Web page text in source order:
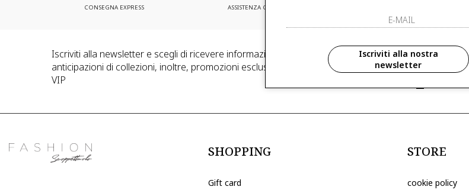
CONSEGNA EXPRESS ASSISTENZA CLIENTI
Iscriviti alla newsletter e scegli di ricevere informazioni in anteprima ed
anticipazioni di collezioni, inoltre, promozioni esclusive riservate ai nostri clienti
VIP
ISCRIVITI
ho letto ed
SHOPPING
Gift card
STORE
cookie policy
Iscriviti alla nostra
newsletter